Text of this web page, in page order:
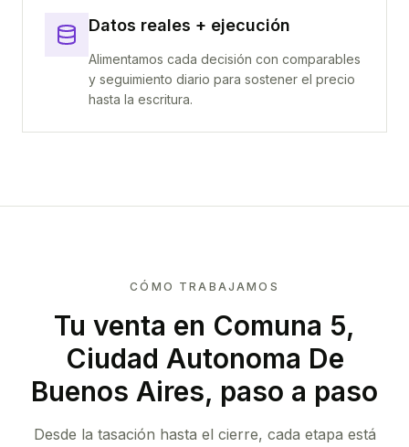
Datos reales + ejecución
Alimentamos cada decisión con comparables
y seguimiento diario para sostener el precio
hasta la escritura.
CÓMO TRABAJAMOS
Tu venta en Comuna 5,
Ciudad Autonoma De
Buenos Aires, paso a paso
Desde la tasación hasta el cierre, cada etapa está